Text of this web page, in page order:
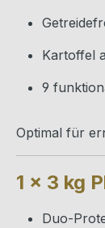
Kartoffel
9
Optimal für
1 × 3 kg
Duo-